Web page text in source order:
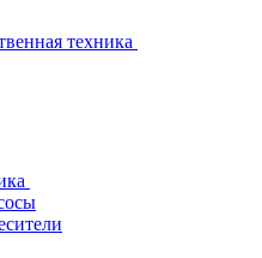
техника